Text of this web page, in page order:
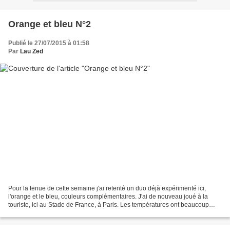
Orange et bleu N°2
Publié le 27/07/2015 à 01:58
Par Lau Zed
Pour la tenue de cette semaine j'ai retenté un duo déjà expérimenté ici,
l'orange et le bleu, couleurs complémentaires. J'ai de nouveau joué à la
touriste, ici au Stade de France, à Paris. Les températures ont beaucoup